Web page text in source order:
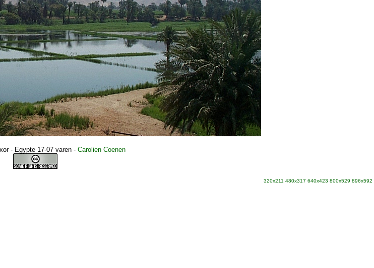
- Egypte 17-07 varen - Carolien Coenen
320x211 480x317 640x423 800x529 896x592